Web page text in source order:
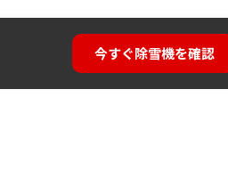
今すぐ除雪機を確認